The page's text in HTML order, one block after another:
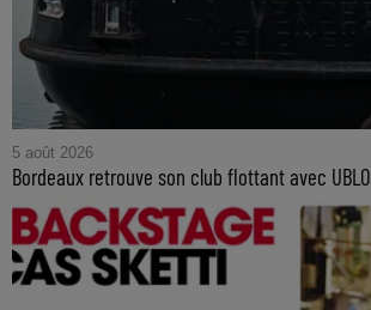
5 août 2026
Bordeaux retrouve son club flottant avec UBLO